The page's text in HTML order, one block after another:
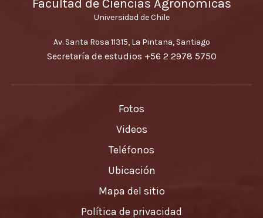
Facultad de Ciencias Agronómicas
Universidad de Chile
Av. Santa Rosa 11315, La Pintana, Santiago
Secretaría de estudios +56 2 2978 5750
Fotos
Videos
Teléfonos
Ubicación
Mapa del sitio
Política de privacidad